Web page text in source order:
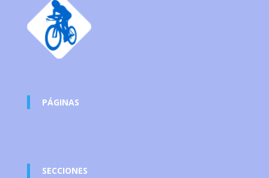
PÁGINAS
SECCIONES